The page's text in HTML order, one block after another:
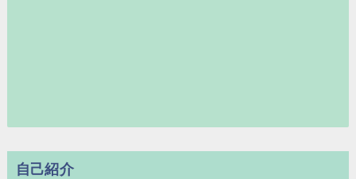
自己紹介